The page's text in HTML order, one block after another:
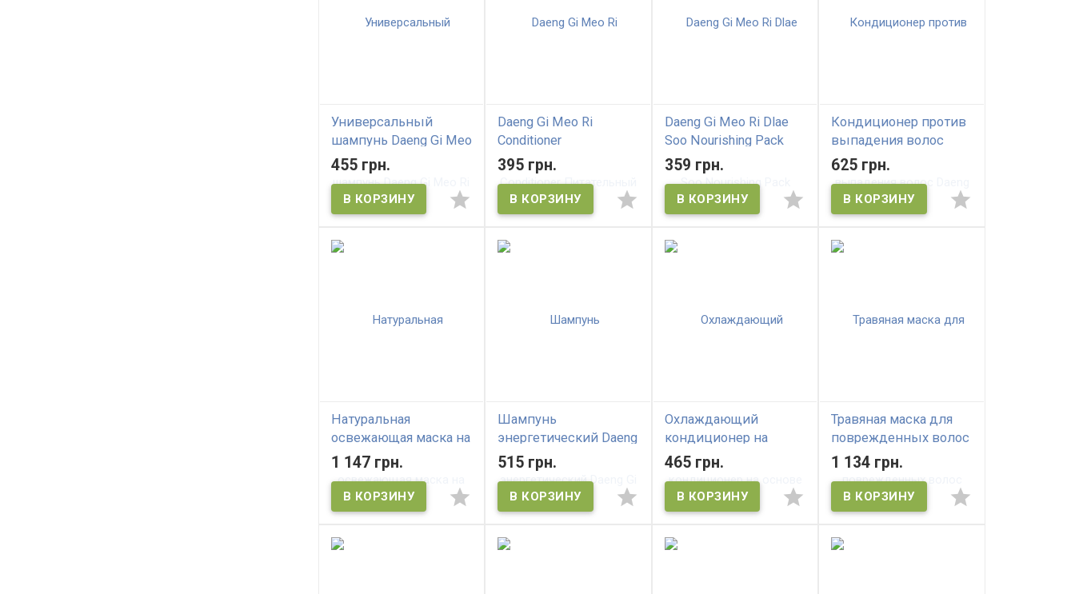
Универсальный
шампунь Daeng Gi Meo
Ri KI GOLD Premium
Shampoo
455 грн.
Daeng Gi Meo Ri
Conditioner
Питательный
кондиционер для
всех типов волос
395 грн.
Daeng Gi Meo Ri Dlae
Soo Nourishing Pack
Интенсивная
питательная маска
359 грн.
Кондиционер против
выпадения волос
Daeng Gi Meo Ri Dlae
Soo Anti-Hair Loss
Treatment
625 грн.
Натуральная
освежающая маска на
основе чайного
дерева DAENG GI MEO
RI Tea Tree Cool Hair
Pack
1 147 грн.
Шампунь
энергетический Daeng
Gi Meo Ri KI GOLD
Energizing Shampoo
515 грн.
Охлаждающий
кондиционер на
основе чайного
дерева DAENG GI MEO
RI Naturalon Tea Tree
Cool Treatment
465 грн.
Травяная маска для
поврежденных волос
Daeng Gi Meo Ri
Oriental Hair Pack For
Damaged Hair
1 134 грн.